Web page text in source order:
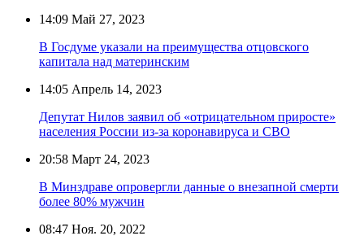
14:09 Май 27, 2023
В Госдуме указали на преимущества отцовского
капитала над материнским
14:05 Апрель 14, 2023
Депутат Нилов заявил об «отрицательном приросте»
населения России из-за коронавируса и СВО
20:58 Март 24, 2023
В Минздраве опровергли данные о внезапной смерти
более 80% мужчин
08:47 Ноя. 20, 2022